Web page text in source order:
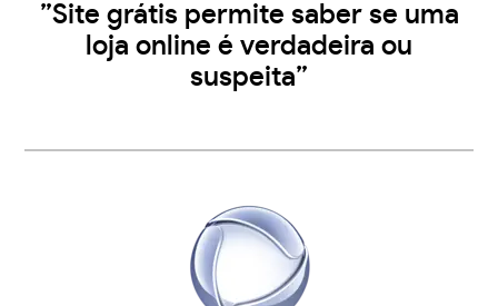
”Site grátis permite saber se uma
loja online é verdadeira ou
suspeita”